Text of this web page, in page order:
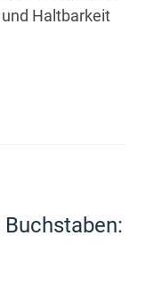
Haltbarkeit